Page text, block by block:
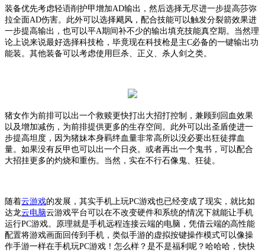
装备优先考虑轻语削护甲增加AD输出，然后选择无尽进一步提高莎弥
拉全面AD伤害。此外可以选择飓风，配合技能可以触发分裂箭效果进
一步提高输出，也可以平A期间补不少的输出填充技能真空期。当然理
论上说来说最好选择科技枪，毕竟现在科技枪是主C必备的一键输出功
能装。其他装备可以考虑使用巨杀、正义、杀人剑之类。
猪女作为前排可以出一个救赎更快打出大招打控制，兼顾到回血效果
以及增加减伤，为前排提供更多的生存空间。此外可以出圣盾使进一
步提高坦度，因为猪妹本身羁绊血量非常高所以没必要出狂徒撑血
量。如果没有反甲也可以出一个日炎。或者再出一个鬼书，可以配合
大招挂更多的灼烧和重伤。当然，实在不行石像鬼、狂徒。
随着云游戏的发展，其实手机上玩PC游戏也已经变成了现实，就比如
达龙云电脑云游戏平台可以在不改变硬件和系统的情况下就能让手机
运行PC游戏。原理就是手机远程连接云端的电脑，凭借云端的高性能
配置将游戏画面回传到手机，类似手游的虚拟按键操作模式可以像操
作手游一样在手机玩PC游戏！怎么样？是不是福利呢？哈哈哈，快快